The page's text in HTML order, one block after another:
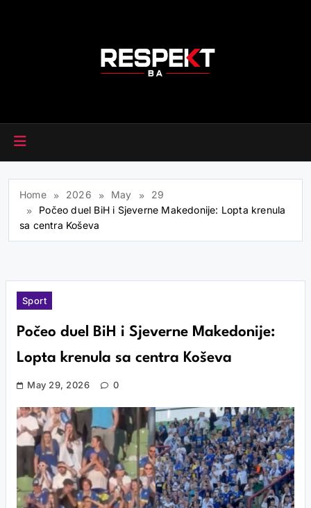
Home 2026 May
29
Počeo duel BiH i Sjeverne Makedonije: Lopta krenula
sa centra Koševa
Sport
Počeo duel BiH i Sjeverne Makedonije:
Lopta krenula sa centra Koševa
May 29, 2026 0